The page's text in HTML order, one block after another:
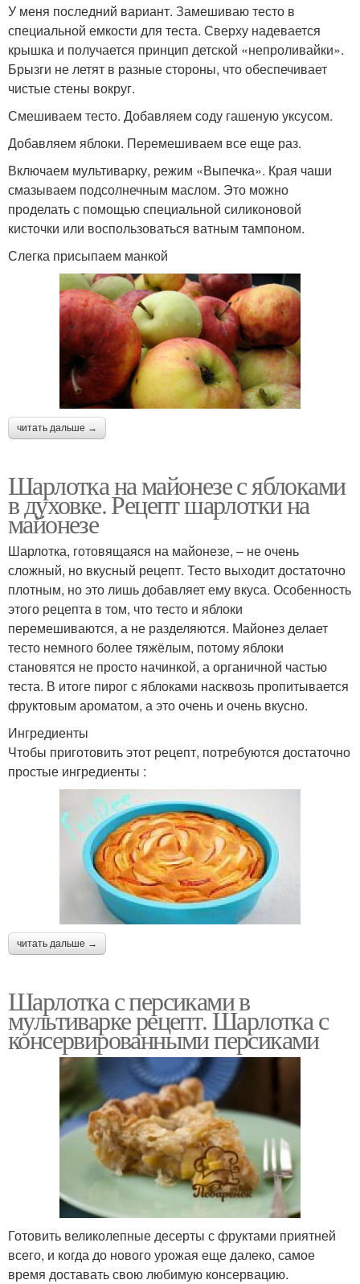
У меня последний вариант. Замешиваю тесто в
специальной емкости для теста. Сверху надевается
крышка и получается принцип детской «непроливайки».
Брызги не летят в разные стороны, что обеспечивает
чистые стены вокруг.
Смешиваем тесто. Добавляем соду гашеную уксусом.
Добавляем яблоки. Перемешиваем все еще раз.
Включаем мультиварку, режим «Выпечка». Края чаши
смазываем подсолнечным маслом. Это можно
проделать с помощью специальной силиконовой
кисточки или воспользоваться ватным тампоном.
Слегка присыпаем манкой
читать дальше →
Шарлотка на майонезе с яблоками
в духовке. Рецепт шарлотки на
майонезе
Шарлотка, готовящаяся на майонезе, – не очень
сложный, но вкусный рецепт. Тесто выходит достаточно
плотным, но это лишь добавляет ему вкуса. Особенность
этого рецепта в том, что тесто и яблоки
перемешиваются, а не разделяются. Майонез делает
тесто немного более тяжёлым, потому яблоки
становятся не просто начинкой, а органичной частью
теста. В итоге пирог с яблоками насквозь пропитывается
фруктовым ароматом, а это очень и очень вкусно.
Ингредиенты
Чтобы приготовить этот рецепт, потребуются достаточно
простые ингредиенты :
читать дальше →
Шарлотка с персиками в
мультиварке рецепт. Шарлотка с
консервированными персиками
Готовить великолепные десерты с фруктами приятней
всего, и когда до нового урожая еще далеко, самое
время доставать свою любимую консервацию.